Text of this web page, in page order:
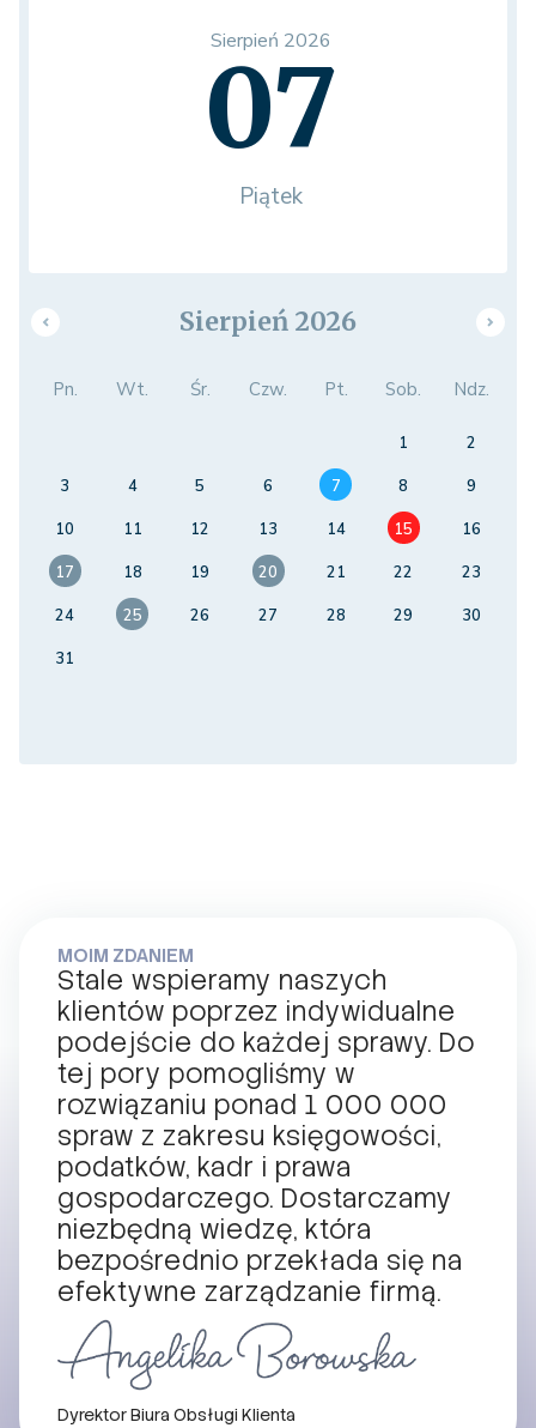
Sierpień 2026
07
Piątek
Sierpień 2026
Pn. Wt. Śr. Czw. Pt. Sob. Ndz.
1
2
3
4 5 6 7 8
9
10
11 12 13 14 15
16
17
18 19 20 21 22
23
24
25 26 27 28 29
30
31
MOIM ZDANIEM
Stale wspieramy naszych
klientów poprzez indywidualne
podejście do każdej sprawy. Do
tej pory pomogliśmy w
rozwiązaniu ponad 1 000 000
spraw z zakresu księgowości,
podatków, kadr i prawa
gospodarczego. Dostarczamy
niezbędną wiedzę, która
bezpośrednio przekłada się na
efektywne zarządzanie firmą.
Dyrektor Biura Obsługi Klienta